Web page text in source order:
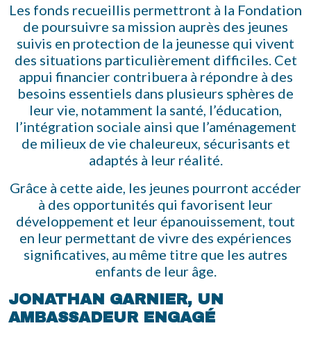
Les fonds recueillis permettront à la Fondation
de poursuivre sa mission auprès des jeunes
suivis en protection de la jeunesse qui vivent
des situations particulièrement difficiles. Cet
appui financier contribuera à répondre à des
besoins essentiels dans plusieurs sphères de
leur vie, notamment la santé, l’éducation,
l’intégration sociale ainsi que l’aménagement
de milieux de vie chaleureux, sécurisants et
adaptés à leur réalité.
Grâce à cette aide, les jeunes pourront accéder
à des opportunités qui favorisent leur
développement et leur épanouissement, tout
en leur permettant de vivre des expériences
significatives, au même titre que les autres
enfants de leur âge.
JONATHAN GARNIER, UN
AMBASSADEUR ENGAGÉ